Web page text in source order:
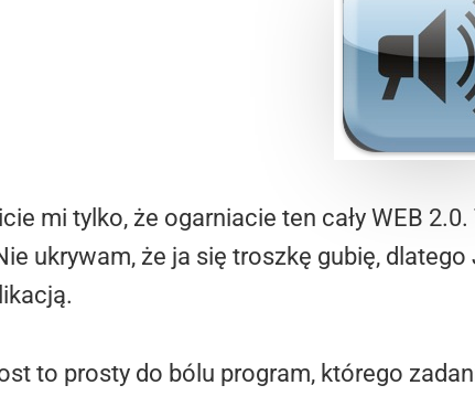
mi tylko, że ogarniacie ten cały WEB
ukrywam, że ja się troszkę gubię,
to prosty do bólu program, którego